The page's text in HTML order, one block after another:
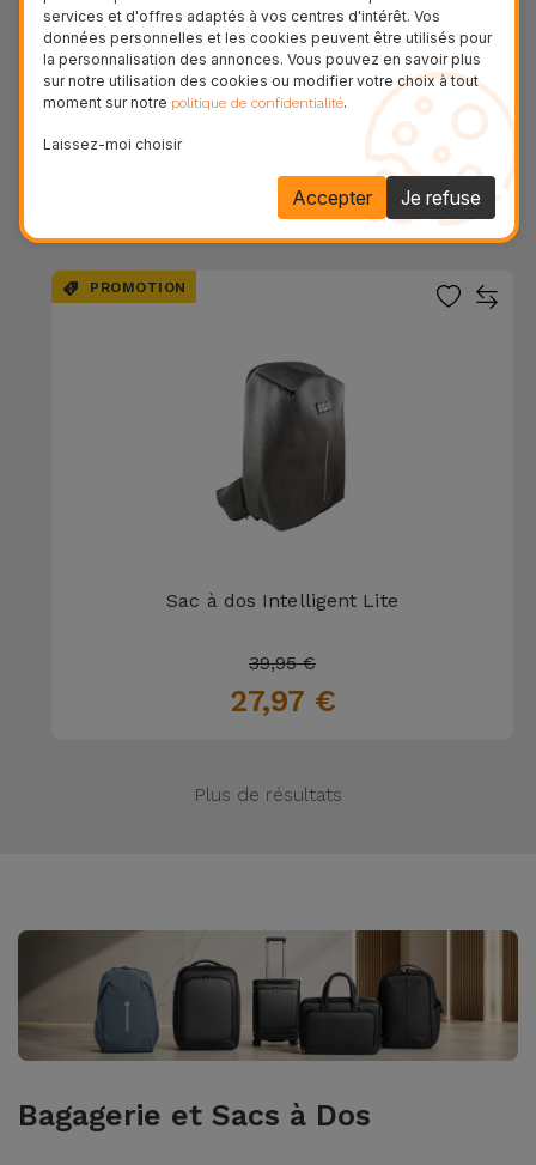
Sac à dos étanche iS
34,95 €
PROMOTION
Sac à dos Intelligent Lite
39,95 €
27,97 €
Plus de résultats
Bagagerie et Sacs à Dos
services et d'offres adaptés à vos centres d'intérêt. Vos
données personnelles et les cookies peuvent être utilisés pour
la personnalisation des annonces. Vous pouvez en savoir plus
sur notre utilisation des cookies ou modifier votre choix à tout
moment sur notre politique de confidentialité.
Laissez-moi choisir
Je refuse
Accepter